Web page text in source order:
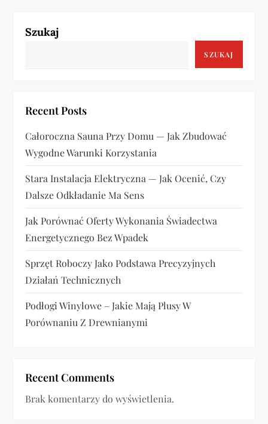
a
i
s
u
Szukaj
SZUKAJ
Recent Posts
Całoroczna Sauna Przy Domu — Jak Zbudować
Wygodne Warunki Korzystania
Stara Instalacja Elektryczna — Jak Ocenić, Czy
Dalsze Odkładanie Ma Sens
Jak Porównać Oferty Wykonania Świadectwa
Energetycznego Bez Wpadek
Sprzęt Roboczy Jako Podstawa Precyzyjnych
Działań Technicznych
Podłogi Winylowe – Jakie Mają Plusy W
Porównaniu Z Drewnianymi
Recent Comments
Brak komentarzy do wyświetlenia.